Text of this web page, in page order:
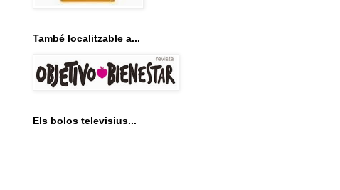
També localitzable a...
Els bolos televisius...